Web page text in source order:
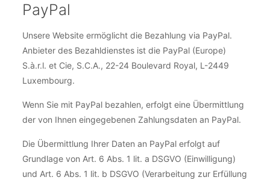
PayPal
Unsere Website ermöglicht die Bezahlung via PayPal.
Anbieter des Bezahldienstes ist die PayPal (Europe)
S.à.r.l. et Cie, S.C.A., 22-24 Boulevard Royal, L-2449
Luxembourg.
Wenn Sie mit PayPal bezahlen, erfolgt eine Übermittlung
der von Ihnen eingegebenen Zahlungsdaten an PayPal.
Die Übermittlung Ihrer Daten an PayPal erfolgt auf
Grundlage von Art. 6 Abs. 1 lit. a DSGVO (Einwilligung)
und Art. 6 Abs. 1 lit. b DSGVO (Verarbeitung zur Erfüllung